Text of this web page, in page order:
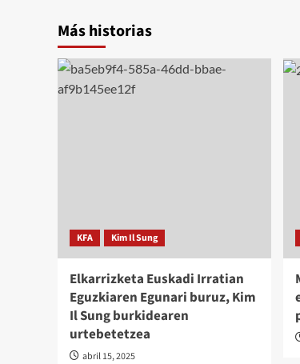
Más historias
KFA Kim Il Sung
Elkarrizketa Euskadi Irratian
Eguzkiaren Egunari buruz, Kim
Il Sung burkidearen
urtebetetzea
abril 15, 2025